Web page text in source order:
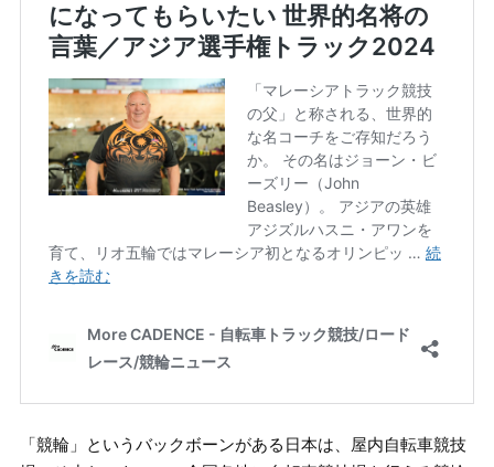
「競輪」というバックボーンがある日本は、屋内自転車競技